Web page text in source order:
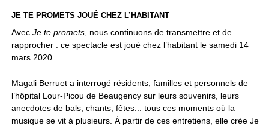
JE TE PROMETS JOUÉ CHEZ L’HABITANT
Avec Je te promets, nous continuons de transmettre et de
rapprocher : ce spectacle est joué chez l’habitant le samedi 14
mars 2020.
Magali Berruet a interrogé résidents, familles et personnels de
l’hôpital Lour-Picou de Beaugency sur leurs souvenirs, leurs
anecdotes de bals, chants, fêtes... tous ces moments où la
musique se vit à plusieurs. À partir de ces entretiens, elle crée Je